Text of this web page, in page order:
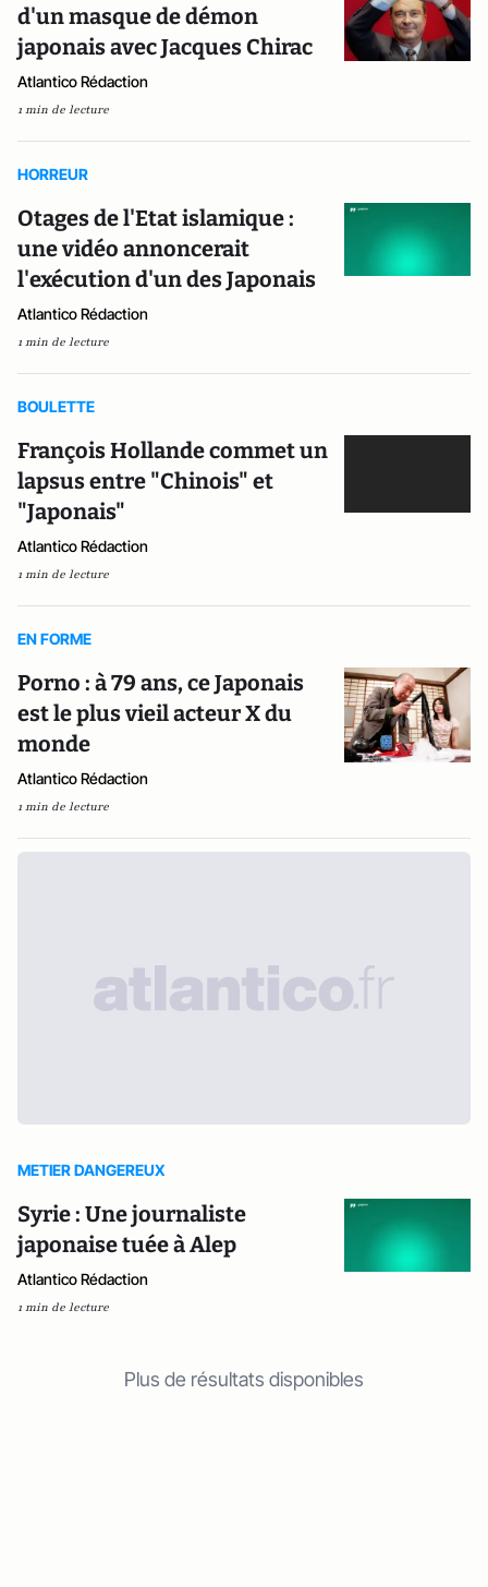
d'un masque de démon
japonais avec Jacques Chirac
Atlantico Rédaction
1 min de lecture
HORREUR
Otages de l'Etat islamique :
une vidéo annoncerait
l'exécution d'un des Japonais
Atlantico Rédaction
1 min de lecture
BOULETTE
François Hollande commet un
lapsus entre "Chinois" et
"Japonais"
Atlantico Rédaction
1 min de lecture
EN FORME
Porno : à 79 ans, ce Japonais
est le plus vieil acteur X du
monde
Atlantico Rédaction
1 min de lecture
METIER DANGEREUX
Syrie : Une journaliste
japonaise tuée à Alep
Atlantico Rédaction
1 min de lecture
Plus de résultats disponibles